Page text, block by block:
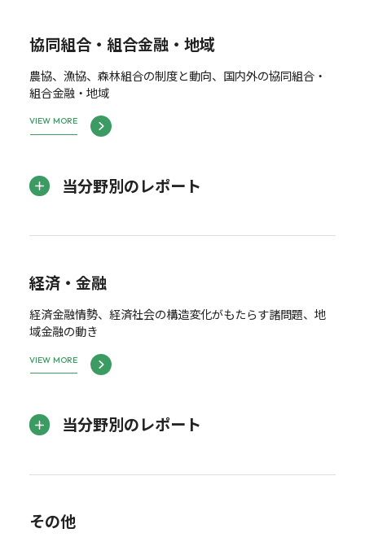
協同組合・組合金融・地域
農協、漁協、森林組合の制度と動向、国内外の協同組合・
組合金融・地域
VIEW MORE
当分野別のレポート
経済・金融
経済金融情勢、経済社会の構造変化がもたらす諸問題、地
域金融の動き
VIEW MORE
当分野別のレポート
その他